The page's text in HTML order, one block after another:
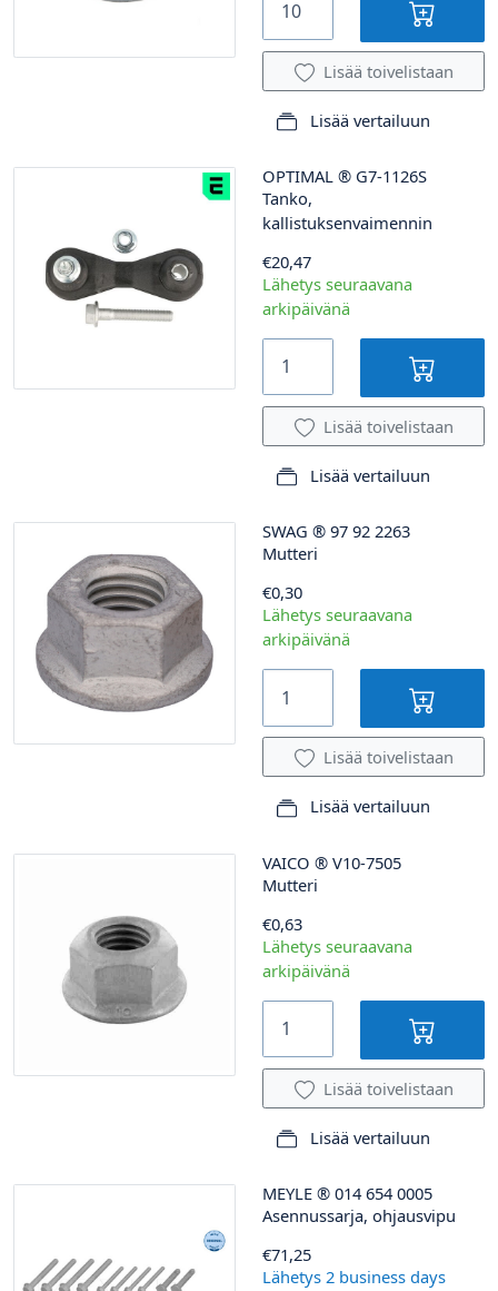
Lisää toivelistaan
Lisää vertailuun
OPTIMAL ® G7-1126S
Tanko,
kallistuksenvaimennin
€20,47
Lähetys seuraavana
arkipäivänä
Lisää toivelistaan
Lisää vertailuun
SWAG ® 97 92 2263
Mutteri
€0,30
Lähetys seuraavana
arkipäivänä
Lisää toivelistaan
Lisää vertailuun
VAICO ® V10-7505
Mutteri
€0,63
Lähetys seuraavana
arkipäivänä
Lisää toivelistaan
Lisää vertailuun
MEYLE ® 014 654 0005
Asennussarja, ohjausvipu
€71,25
Lähetys 2 business days